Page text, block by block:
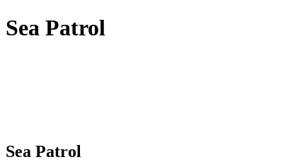
Sea Patrol
Sea Patrol